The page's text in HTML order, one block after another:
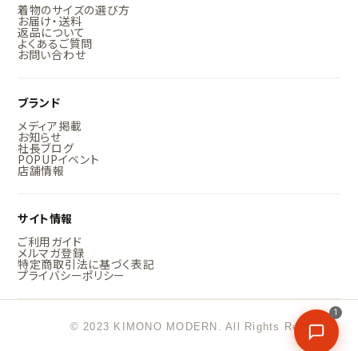
着物のサイズの選び方
お届け・送料
返品について
よくあるご質問
お問い合わせ
ブランド
メディア掲載
お知らせ
社長ブログ
POPUPイベント
店舗情報
サイト情報
ご利用ガイド
メルマガ登録
特定商取引法に基づく表記
プライバシーポリシー
© 2023 KIMONO MODERN. All Rights Reserved.
1